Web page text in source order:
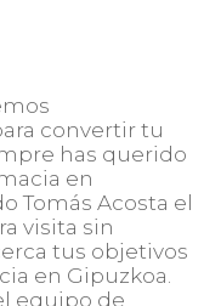
convertir tu
has querido
en
Tomás Acosta el
visita sin
tus objetivos
en Gipuzkoa.
equipo de